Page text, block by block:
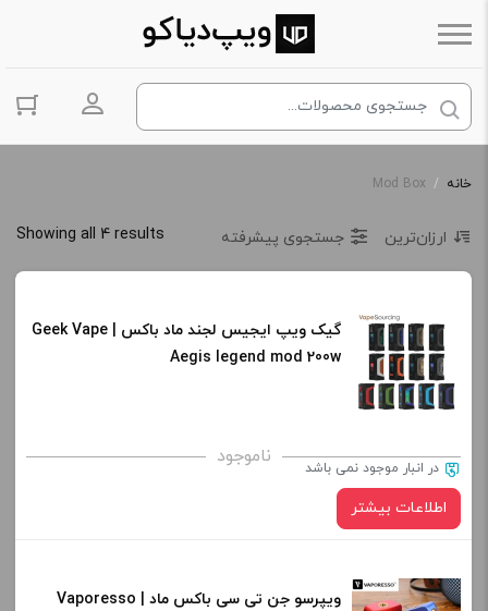
ورود به
خانه /
Mod Box
Showing all 4 results ارزان‌ترین جستجوی پیشرفته
گیک ویپ ایجیس لجند ماد باکس | Geek Vape
Aegis legend mod 200w
ناموجود در انبار موجود نمی باشد
اطلاعات بیشتر
ویپرسو جن تی سی باکس ماد | Vaporesso